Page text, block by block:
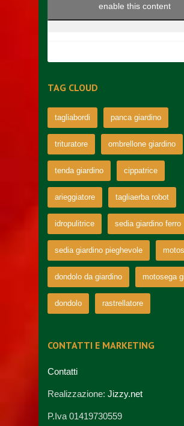
enable this content
TAG CLOUD
tagliabordi panca giardino
trituratore ombrellone giardino
tenda giardino cippatrice
arieggiatore tagliaerba robot
idropulitrice sedia giardino ferro
sedia giardino pieghevole
dondolo da giardino motosega
dondolo rastrellatore
CONTATTI E MARKETING
Contatti
Realizzazione: Jizzy.net
P.Iva 01419730559